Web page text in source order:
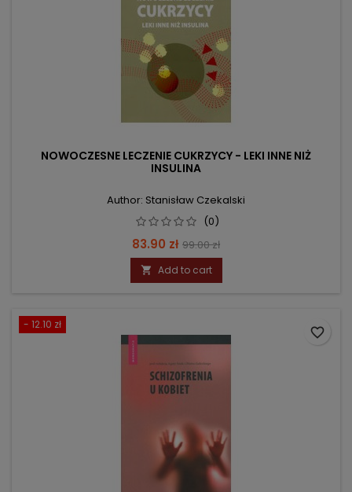
NOWOCZESNE LECZENIE CUKRZYCY - LEKI INNE NIŻ
INSULINA
Author: Stanisław Czekalski
(0)
Price
83.90 zł Regular
price
99.00 zł
 Add to cart
- 12.10 zł
favorite_border